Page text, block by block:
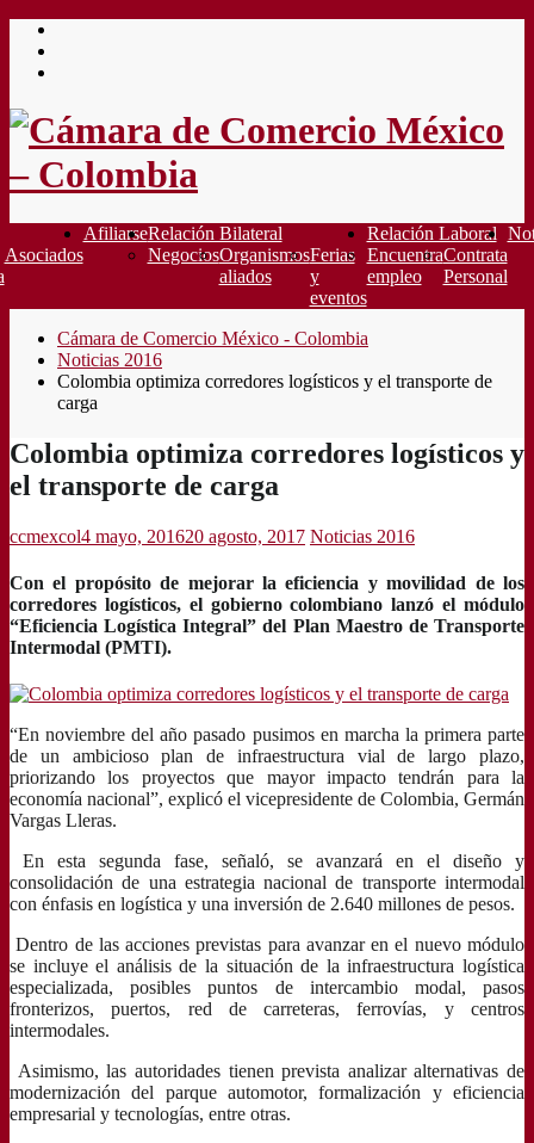
Saltar
contenido
Asociados
AfiliarseRelación Bilateral
NegociosOrganismos
aliados
Ferias
y
eventos
Relación Laboral
Encuentra
empleo
Contrata
Personal
Cámara de Comercio México - Colombia
Noticias 2016
Colombia optimiza corredores logísticos y el transporte de
carga
Colombia optimiza corredores logísticos y
el transporte de carga
ccmexcol4 mayo, 201620 agosto, 2017 Noticias 2016
Con el propósito de mejorar la eficiencia y movilidad de los
corredores logísticos, el gobierno colombiano lanzó el módulo
“Eficiencia Logística Integral” del Plan Maestro de Transporte
Intermodal (PMTI).
“En noviembre del año pasado pusimos en marcha la primera parte
de un ambicioso plan de infraestructura vial de largo plazo,
priorizando los proyectos que mayor impacto tendrán para la
economía nacional”, explicó el vicepresidente de Colombia, Germán
Vargas Lleras.
En esta segunda fase, señaló, se avanzará en el diseño y
consolidación de una estrategia nacional de transporte intermodal
con énfasis en logística y una inversión de 2.640 millones de pesos.
Dentro de las acciones previstas para avanzar en el nuevo módulo
se incluye el análisis de la situación de la infraestructura logística
especializada, posibles puntos de intercambio modal, pasos
fronterizos, puertos, red de carreteras, ferrovías, y centros
intermodales.
Asimismo, las autoridades tienen prevista analizar alternativas de
modernización del parque automotor, formalización y eficiencia
empresarial y tecnologías, entre otras.